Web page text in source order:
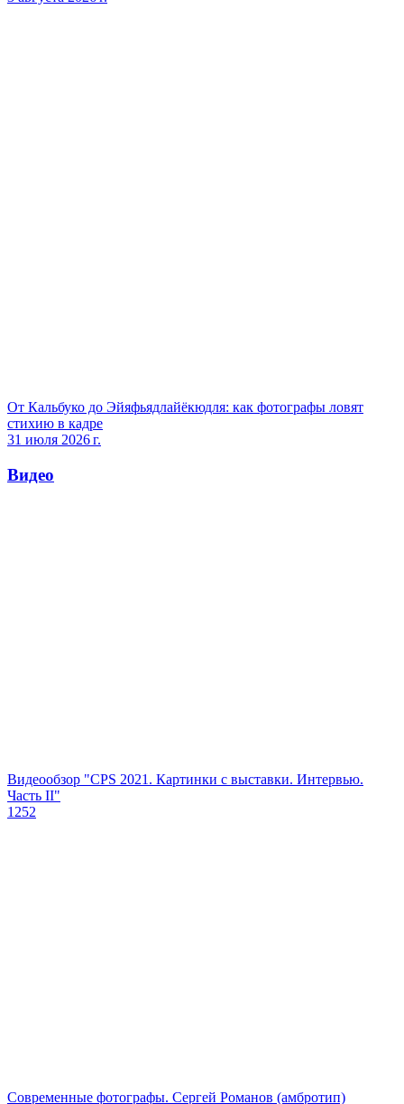
От Кальбуко до Эйяфьядлайёкюдля: как фотографы ловят
стихию в кадре
31 июля 2026 г.
Видео
Видеообзор "CPS 2021. Картинки с выставки. Интервью.
Часть II"
1252
Современные фотографы. Сергей Романов (амбротип)